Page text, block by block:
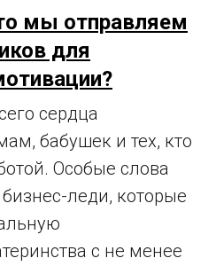
мы отправляем
для
сердца
бабушек и тех, кто
Особые слова
леди, которые
с не менее